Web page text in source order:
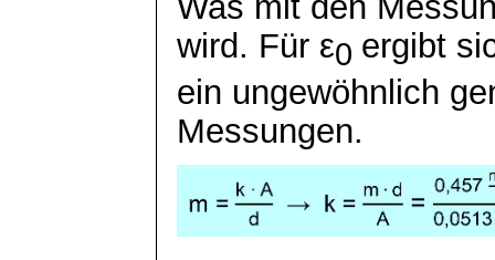
wird. Für ε0 ergibt
ein ungewöhnlich
Messungen.